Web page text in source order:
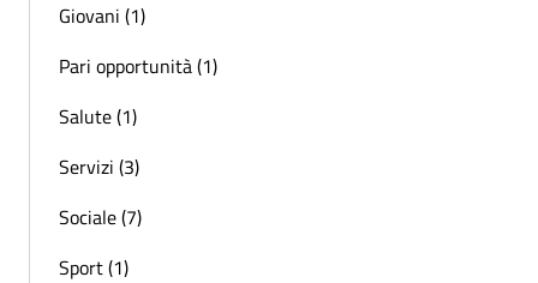
Giovani (1)
Pari opportunità (1)
Salute (1)
Servizi (3)
Sociale (7)
Sport (1)